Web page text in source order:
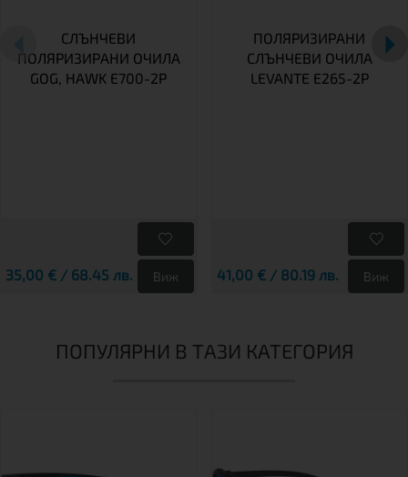
СЛЪНЧЕВИ
ПОЛЯРИЗИРАНИ ОЧИЛА
GOG, HAWK E700-2P
35,00 € / 68.45 лв. Виж
ПОЛЯРИЗИРАНИ
СЛЪНЧЕВИ ОЧИЛА
LEVANTE E265-2P
41,00 € / 80.19 лв. Виж
ПОПУЛЯРНИ В ТАЗИ КАТЕГОРИЯ